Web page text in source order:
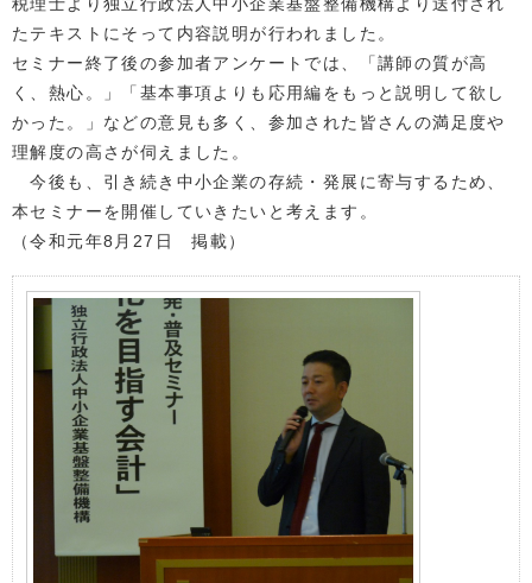
たテキストにそって内容説明が行われました。
セミナー終了後の参加者アンケートでは、「講師の質が高
く、熱心。」「基本事項よりも応用編をもっと説明して欲し
かった。」などの意見も多く、参加された皆さんの満足度や
理解度の高さが伺えました。
今後も、引き続き中小企業の存続・発展に寄与するため、
本セミナーを開催していきたいと考えます。
（令和元年8月27日 掲載）